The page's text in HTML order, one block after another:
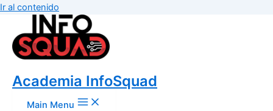
Ir al contenido
Academia InfoSquad
Main Menu